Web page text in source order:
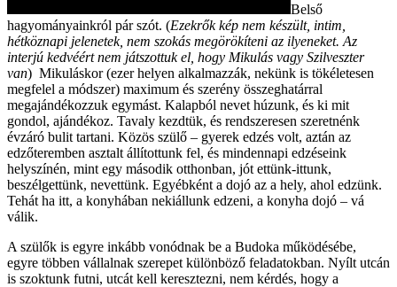
Belső
hagyományainkról pár szót. (Ezekrők kép nem készült, intim,
hétköznapi jelenetek, nem szokás megörökíteni az ilyeneket. Az
interjú kedvéért nem játszottuk el, hogy Mikulás vagy Szilveszter
van) Mikuláskor (ezer helyen alkalmazzák, nekünk is tökéletesen
megfelel a módszer) maximum és szerény összeghatárral
megajándékozzuk egymást. Kalapból nevet húzunk, és ki mit
gondol, ajándékoz. Tavaly kezdtük, és rendszeresen szeretnénk
évzáró bulit tartani. Közös szülő – gyerek edzés volt, aztán az
edzőteremben asztalt állítottunk fel, és mindennapi edzéseink
helyszínén, mint egy második otthonban, jót ettünk-ittunk,
beszélgettünk, nevettünk. Egyébként a dojó az a hely, ahol edzünk.
Tehát ha itt, a konyhában nekiállunk edzeni, a konyha dojó – vá
válik.
A szülők is egyre inkább vonódnak be a Budoka működésébe,
egyre többen vállalnak szerepet különböző feladatokban. Nyílt utcán
is szoktunk futni, utcát kell keresztezni, nem kérdés, hogy a